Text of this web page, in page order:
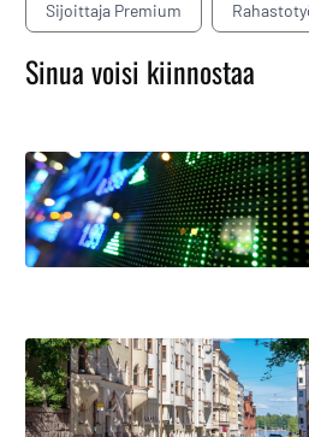
Sijoittaja Premium
Sinua voisi kiinnostaa